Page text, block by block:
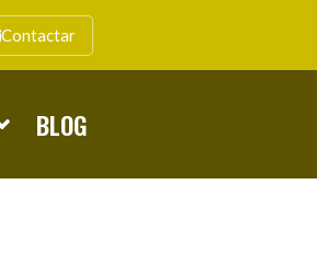
Contactar
BLOG